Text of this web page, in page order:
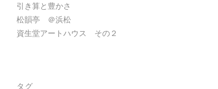
引き算と豊かさ
松韻亭 ＠浜松
資生堂アートハウス その２
タグ